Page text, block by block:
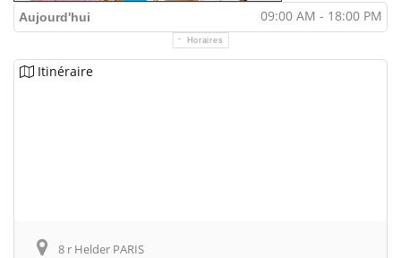
Aujourd'hui 09:00 AM - 18:00 PM
Horaires
Itinéraire
8 r Helder PARIS